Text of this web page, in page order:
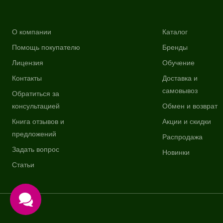
О компании
Помощь покупателю
Лицензия
Контакты
Обратиться за
консультацией
Книга отзывов и
предложений
Задать вопрос
Статьи
Каталог
Бренды
Обучение
Доставка и
самовывоз
Обмен и возврат
Акции и скидки
Распродажа
Новинки